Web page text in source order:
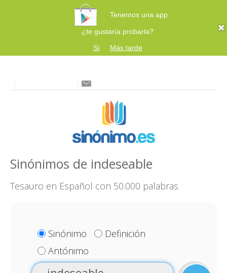
Tenemos una app
¿te gustaría probarla?
Sí
Más tarde
Sinónimos de indeseable
Tesauro en Español con 50.000 palabras
Sinónimo
Definición
Antónimo